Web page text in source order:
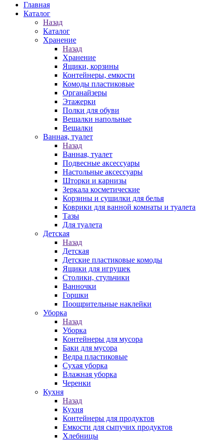
Главная
Каталог
Назад
Каталог
Хранение
Назад
Хранение
Ящики, корзины
Контейнеры, емкости
Комоды пластиковые
Органайзеры
Этажерки
Полки для обуви
Вешалки напольные
Вешалки
Ванная, туалет
Назад
Ванная, туалет
Подвесные аксессуары
Настольные аксессуары
Шторки и карнизы
Зеркала косметические
Корзины и сушилки для белья
Коврики для ванной комнаты и туалета
Тазы
Для туалета
Детская
Назад
Детская
Детские пластиковые комоды
Ящики для игрушек
Столики, стульчики
Ванночки
Горшки
Поощрительные наклейки
Уборка
Назад
Уборка
Контейнеры для мусора
Баки для мусора
Ведра пластиковые
Сухая уборка
Влажная уборка
Черенки
Кухня
Назад
Кухня
Контейнеры для продуктов
Емкости для сыпучих продуктов
Хлебницы